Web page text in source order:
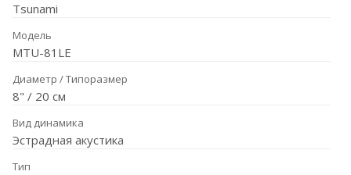
Tsunami
Модель
MTU-81LE
Диаметр / Типоразмер
8" / 20 см
Вид динамика
Эстрадная акустика
Тип